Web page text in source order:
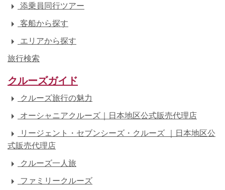
添乗員同行ツアー
客船から探す
エリアから探す
旅行検索
クルーズガイド
クルーズ旅行の魅力
オーシャニアクルーズ｜日本地区公式販売代理店
リージェント・セブンシーズ・クルーズ ｜日本地区公
式販売代理店
クルーズ一人旅
ファミリークルーズ